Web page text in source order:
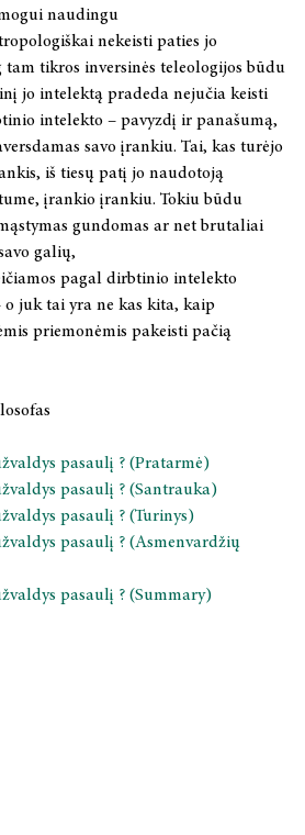
naudingu
nekeisti paties jo
tikros inversinės teleologijos būdu
jo intelektą pradeda nejučia keisti
intelekto – pavyzdį ir panašumą,
savo įrankiu. Tai, kas turėjo
iš tiesų patį jo naudotoją
įrankio įrankiu. Tokiu būdu
gundomas ar net brutaliai
galių,
pagal dirbtinio intelekto
juk tai yra ne kas kita, kaip
priemonėmis pakeisti pačią
pasaulį ? (Pratarmė)
pasaulį ? (Santrauka)
pasaulį ? (Turinys)
pasaulį ? (Asmenvardžių
pasaulį ? (Summary)